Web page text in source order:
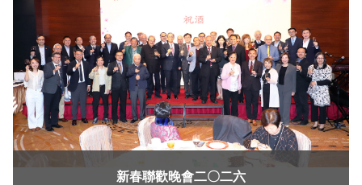
新春聯歡晚會二〇二六